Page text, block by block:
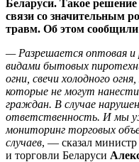
Беларуси. Такое
связи со значительным
травм. Об этом
— Разрешается оптовая и
видами бытовых
огни, свечи холодного
которые не могут
граждан. В случае
ответственность. И мы
мониторинг торговых
случаев, — сказал министр
и торговли Беларуси